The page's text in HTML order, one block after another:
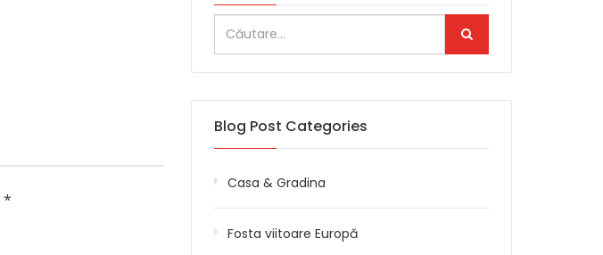
*
Blog Post Categories
Casa & Gradina
Fosta viitoare Europă